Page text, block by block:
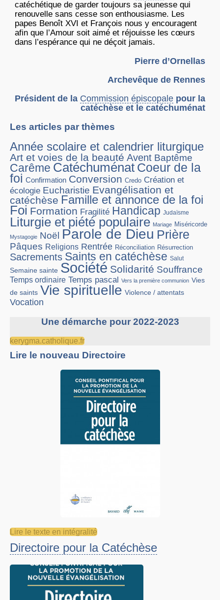
catéchétique de garder toujours sa jeunesse qui
renouvelle sans cesse son enthousiasme. Les
papes Benoît XVI et François nous y encouragent
afin que l’Amour soit aimé et réjouisse les cœurs
dans l’espérance qui ne déçoit jamais.
Pierre d’Ornellas
Archevêque de Rennes
Président de la Commission épiscopale pour la
catéchèse et le catéchuménat
Les articles par thèmes
Année scolaire et calendrier liturgique
Art et voies de la beauté Avent Baptême
Carême Catéchuménat Coeur de la
foi Confirmation Conversion Credo Création et
écologie Eucharistie Evangélisation et
catéchèse Famille et annonce de la foi
Foi Formation Fragilité Handicap Judaïsme
Liturgie et piété populaire Mariage Miséricorde
Mystagogie Noël Parole de Dieu Prière
Pâques Religions Rentrée Réconciliation Résurrection
Sacrements Saints en catéchèse Salut
Semaine sainte Société Solidarité Souffrance
Temps ordinaire Temps pascal Vers la première communion Vies
de saints Vie spirituelle Violence / attentats
Vocation
Une démarche pour 2022-2023
kerygma.catholique.fr
Lire le nouveau Directoire
Lire le texte en intégralité
Directoire pour la Catéchèse